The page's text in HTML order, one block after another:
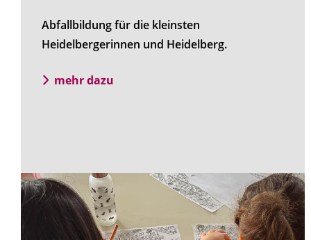
Abfallbildung für die kleinsten
Heidelbergerinnen und Heidelberg.
mehr dazu